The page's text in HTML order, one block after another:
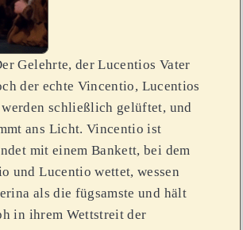
Gelehrte, der Lucentios Vater
der echte Vincentio, Lucentios
schließlich gelüftet, und
ans Licht. Vincentio ist
mit einem Bankett, bei dem
und Lucentio wettet, wessen
als die fügsamste und hält
in ihrem Wettstreit der